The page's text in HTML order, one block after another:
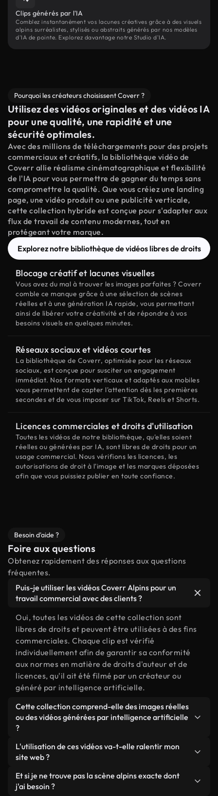
Clips générés par l'IA
Comblez instantanément vos lacunes créatives grâce à des visuels
alpins surréalistes, stylisés ou abstraits générés par nos modèles
d'IA de pointe. Explorez davantage notre Studio d'IA.
Pourquoi les créateurs choisissent Coverr ?
Utilisez des vidéos originales et des vidéos IA
pour une qualité, une rapidité et une
sécurité optimales.
Avec des millions de téléchargements pour des projets
commerciaux et créatifs, la bibliothèque vidéo de
Coverr allie réalisme cinématographique et flexibilité
de l'IA pour vous permettre de gagner du temps sans
compromettre la qualité. Que vous créiez une landing
page, une vidéo produit ou une publicité verticale,
cette collection hybride est conçue pour s'adapter aux
flux de travail de contenu modernes, tout en
protégeant votre marque.
Explorez notre bibliothèque de vidéos libres de droits
Blocage créatif et lacunes visuelles
Vous avez du mal à trouver les images parfaites ? Coverr
comble ce manque grâce à une sélection de scènes
réelles et à une génération IA rapide, vous permettant
ainsi de libérer votre créativité et de répondre à vos
besoins visuels en quelques minutes.
Réseaux sociaux et vidéos courtes
La bibliothèque de Coverr, optimisée pour les réseaux
sociaux, est conçue pour susciter un engagement
immédiat. Nos formats verticaux et adaptés aux mobiles
vous permettent de capter l'attention dès les premières
secondes et de vous imposer sur TikTok, Reels et Shorts.
Licences commerciales et droits d'utilisation
Toutes les vidéos de notre bibliothèque, qu'elles soient
réelles ou générées par IA, sont libres de droits pour un
usage commercial. Nous vérifions les licences, les
autorisations de droit à l'image et les marques déposées
afin que vous puissiez publier en toute confiance.
Besoin d'aide ?
Foire aux questions
Obtenez rapidement des réponses aux questions
fréquentes.
Puis-je utiliser les vidéos Coverr Alpins pour un
travail commercial avec des clients ?
Oui, toutes les vidéos de cette collection sont
libres de droits et peuvent être utilisées à des fins
commerciales. Chaque clip est vérifié
individuellement afin de garantir sa conformité
aux normes en matière de droits d'auteur et de
licences, qu'il ait été filmé par un créateur ou
généré par intelligence artificielle.
Cette collection comprend-elle des images réelles
ou des vidéos générées par intelligence artificielle
?
Les deux. Il s'agit d'une bibliothèque hybride
composée de véritables images filmées par des
générées par IA. Chaque vidéo est clairement
identifiée afin que vous sachiez toujours ce que
L'utilisation de ces vidéos va-t-elle ralentir mon
site web ?
Sauf si vous choisissez nos versions optimisées.
Nous proposons des formats légers, prêts pour le
Et si je ne trouve pas la scène alpins exacte dont
j'ai besoin ?